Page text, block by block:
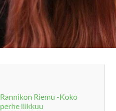
Rannikon Riemu -Koko
perhe liikkuu